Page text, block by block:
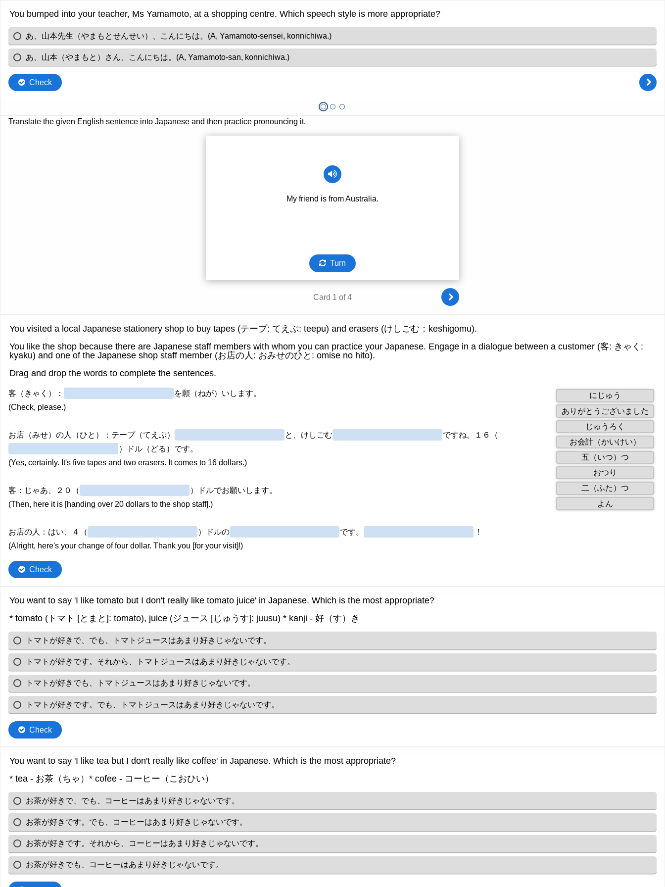
You bumped into your teacher, Ms Yamamoto, at a shopping centre. Which speech style is more appropriate?
あ、山本先生（やまもとせんせい）、こんにちは。 (A, Yamamoto-sensei, konnichiwa.)
あ、山本（やまもと）さん、こんにちは。 (A, Yamamoto-san, konnichiwa.)
Check
Translate the given English sentence into Japanese and then practice pronouncing it.
My friend is from Australia.
Turn
Card 1 of 4
You visited a local Japanese stationery shop to buy tapes (テープ: てえぷ: teepu) and erasers (けしごむ：keshigomu).
You like the shop because there are Japanese staff members with whom you can practice your Japanese. Engage in a dialogue between a customer (客: きゃく:
kyaku) and one of the Japanese shop staff member (お店の人: おみせのひと: omise no hito).
Drag and drop the words to complete the sentences.
にじゅう
of
8
draggables.
ありがとうございました
of
じゅうろく
of
8
お会計（かいけい）
of
五（いつ）つ
of
おつり
of
二（ふた）つ
of
よん
of
客（きゃく）：
を願（ねが）いします。
(Check, please.)
お店（みせ）の人（ひと）：テープ（てえぷ） と、けしごむ
ですね。１６（
）ドル（どる）です。
(Yes, certainly. It's five tapes and two erasers. It comes to 16 dollars.)
客：じゃあ、２０（
）ドルでお願いします。
(Then, here it is [handing over 20 dollars to the shop staff].)
お店の人：はい、４（ ）ドルの です。
！
(Alright, here's your change of four dollar. Thank you [for your visit]!)
Check
You want to say 'I like tomato but I don't really like tomato juice' in Japanese. Which is the most appropriate?
* tomato (トマト [とまと]: tomato), juice (ジュース [じゅうす]: juusu) * kanji - 好（す）き
トマトが好きで、でも、トマトジュースはあまり好きじゃないです。
トマトが好きです。それから、トマトジュースはあまり好きじゃないです。
トマトが好きでも、トマトジュースはあまり好きじゃないです。
トマトが好きです。でも、トマトジュースはあまり好きじゃないです。
Check
You want to say 'I like tea but I don't really like coffee' in Japanese. Which is the most appropriate?
* tea - お茶（ちゃ）* cofee - コーヒー（こおひい）
お茶が好きで、でも、コーヒーはあまり好きじゃないです。
お茶が好きです。でも、コーヒーはあまり好きじゃないです。
お茶が好きです。それから、コーヒーはあまり好きじゃないです。
お茶が好きでも、コーヒーはあまり好きじゃないです。